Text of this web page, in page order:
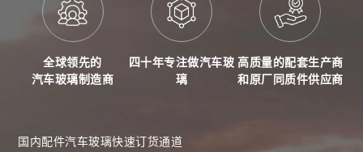
全球领先的
汽车玻璃制造商
四十年专注做汽车玻
璃
高质量的配套生产商
和原厂同质件供应商
国内配件汽车玻璃快速订货通道